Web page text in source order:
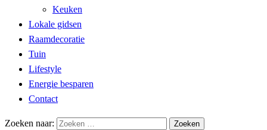
Keuken
Lokale gidsen
Raamdecoratie
Tuin
Lifestyle
Energie besparen
Contact
Zoeken naar: